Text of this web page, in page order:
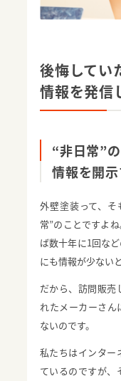
後悔してい
情報を発信
“非日常”
情報を開
外壁塗装って、
常”のことですよ
ば数十年に1回な
にも情報が少ない
だから、訪問販売
れたメーカーさん
ないのです。
私たちはインター
ているのですが、